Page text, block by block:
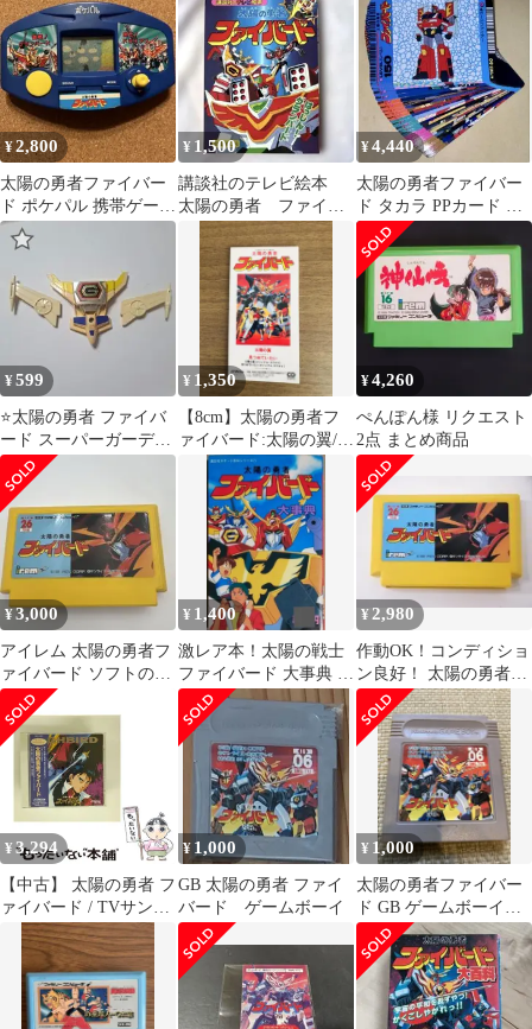
¥2,800
太陽の勇者ファイバー
ド ポケパル 携帯ゲーム
機 本体 LSI ゲーム&
ウォッチ
¥ 1,500
講談社のテレビ絵本
太陽の勇者 ファイバ
ード 初版
¥4,440
太陽の勇者ファイバー
ド タカラ PPカード ノ
ーマルコンプ マイナー
カード
¥599
⭐太陽の勇者 ファイバ
ード スーパーガーディ
オン 当時物
¥ 1,350
【8cm】太陽の勇者フ
ァイバード:太陽の翼/見
つめてほしい
¥4,260
ぺんぽん様 リクエスト
2点 まとめ商品
¥3,000
アイレム 太陽の勇者フ
ァイバード ソフトのみ
任天堂 ファミコン
¥ 1,400
激レア本！太陽の戦士
ファイバード 大事典 講
談社ポケット百科シリ
ーズ
¥2,980
作動OK！コンディショ
ン良好！ 太陽の勇者フ
ァイバード irem アイレ
ム
¥ 3,294
【中古】 太陽の勇者 フ
ァイバード / TVサント
ラ /
¥ 1,000
GB 太陽の勇者 ファイ
バード ゲームボーイ
¥ 1,000
太陽の勇者ファイバー
ド GB ゲームボーイソ
フト